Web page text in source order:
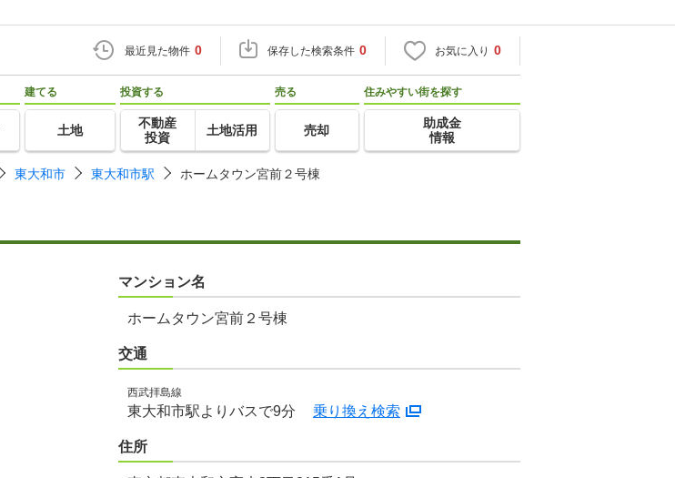
最近見た物件 0 保存した検索条件 0 お気に入り 0
建てる
土地
投資する
不動産
投資
土地活用
売る
売却
住みやすい街を探す
助成金
情報
東大和市 東大和市駅 ホームタウン宮前２号棟
マンション名
ホームタウン宮前２号棟
交通
西武拝島線
東大和市駅よりバスで9分 乗り換え検索
住所